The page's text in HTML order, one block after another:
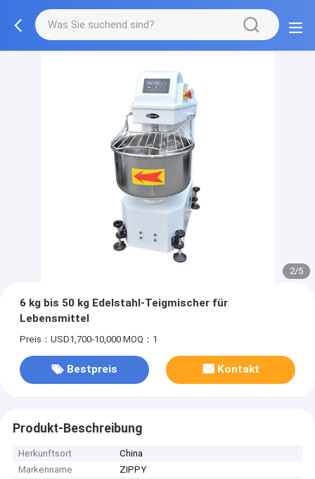
2/5
6 kg bis 50 kg Edelstahl-Teigmischer für
Lebensmittel
Preis：USD1,700-10,000 MOQ：1
Bestpreis Kontakt
Produkt-Beschreibung
Herkunftsort
China
Markenname
ZIPPY